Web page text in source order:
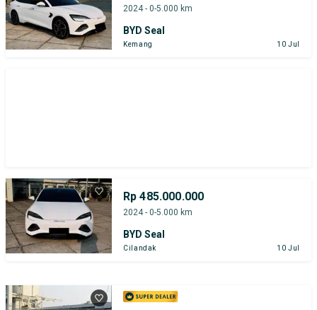
2024 - 0-5.000 km
BYD Seal
Kemang 10 Jul
Rp 485.000.000
2024 - 0-5.000 km
BYD Seal
Cilandak 10 Jul